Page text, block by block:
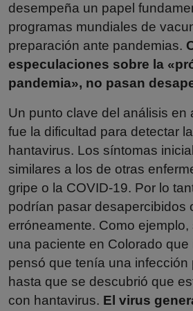
desempeña un papel
programas mundiales de
preparación ante pandemias.
especulaciones sobre la
pandemia», no pasan
Un punto clave del análisis en
fue la dificultad para detectar
hantavirus. Los síntomas
similares a los de otras
gripe o la COVID-19. Por lo
podrían pasar desapercibidos
erróneamente. Como
una paciente en Colorado que
pensó que tenía una infección
hasta que se descubrió que
con hantavirus. El virus